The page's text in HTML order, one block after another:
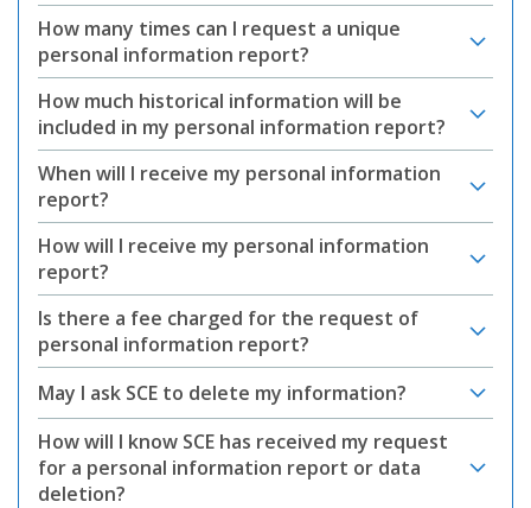
How many times can I request a unique
personal information report?
How much historical information will be
included in my personal information report?
When will I receive my personal information
report?
How will I receive my personal information
report?
Is there a fee charged for the request of
personal information report?
May I ask SCE to delete my information?
How will I know SCE has received my request
for a personal information report or data
deletion?